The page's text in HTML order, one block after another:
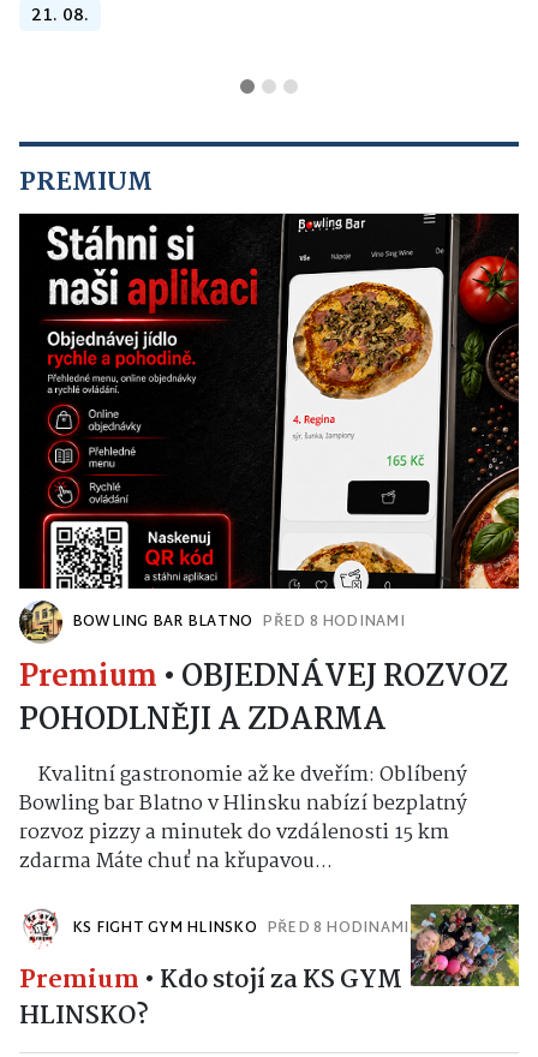
21. 08.
PREMIUM
BOWLING BAR BLATNO PŘED 8 HODINAMI
Premium • OBJEDNÁVEJ ROZVOZ
POHODLNĚJI A ZDARMA
Kvalitní gastronomie až ke dveřím: Oblíbený
Bowling bar Blatno v Hlinsku nabízí bezplatný
rozvoz pizzy a minutek do vzdálenosti 15 km
zdarma Máte chuť na křupavou...
KS FIGHT GYM HLINSKO PŘED 8 HODINAMI
Premium • Kdo stojí za KS GYM
HLINSKO?